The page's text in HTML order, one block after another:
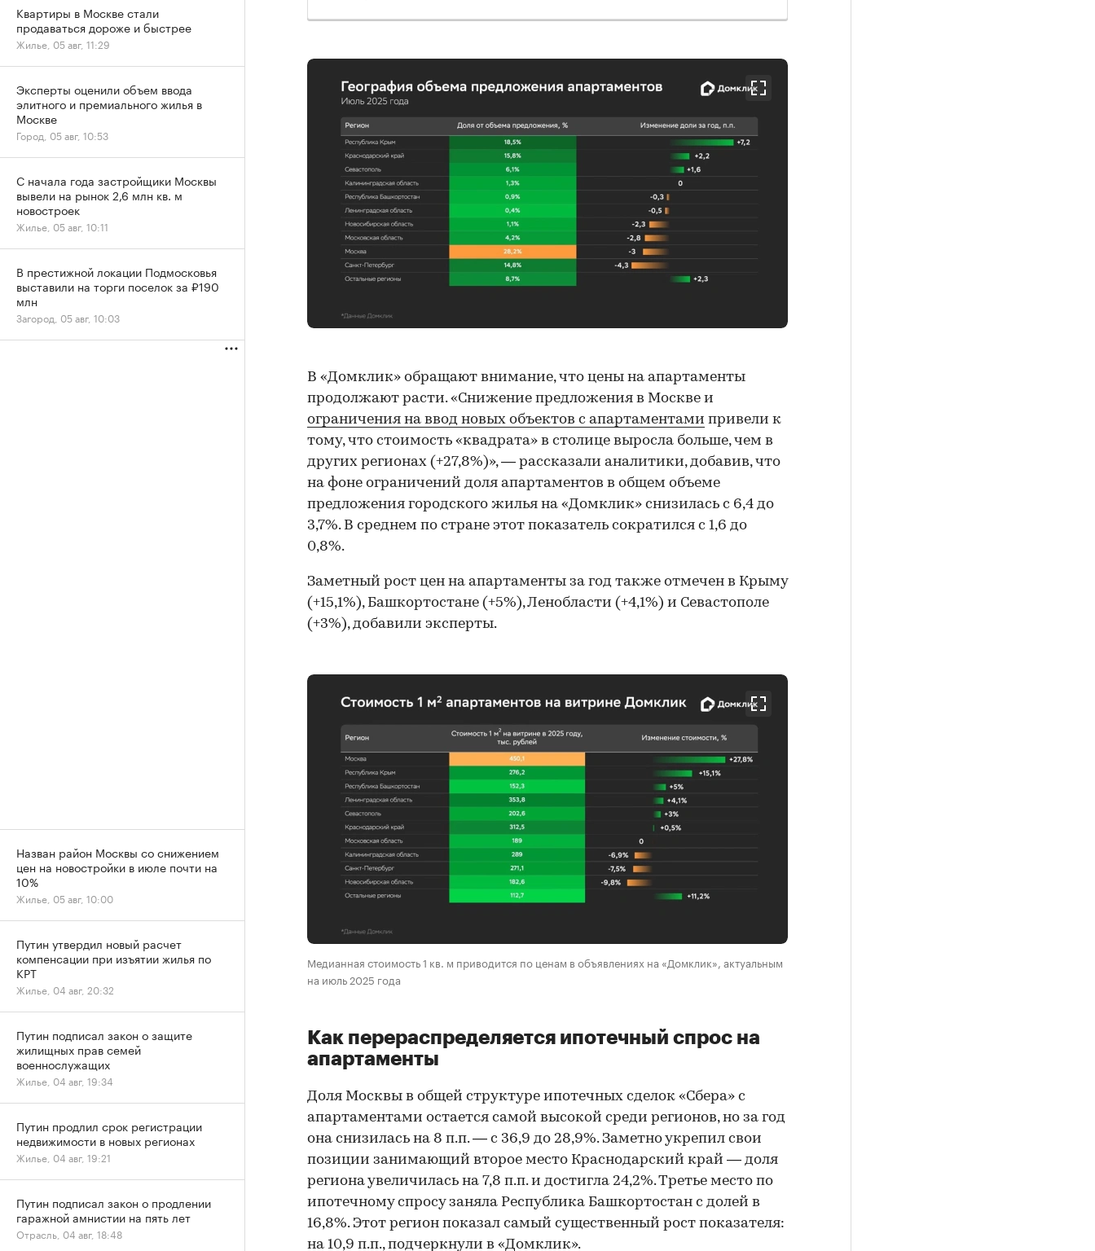
В «Домклик» обращают внимание, что цены на апартаменты
продолжают расти. «Снижение предложения в Москве и
ограничения на ввод новых объектов с апартаментами привели к
тому, что стоимость «квадрата» в столице выросла больше, чем в
других регионах (+27,8%)», — рассказали аналитики, добавив, что
на фоне ограничений доля апартаментов в общем объеме
предложения городского жилья на «Домклик» снизилась с 6,4 до
3,7%. В среднем по стране этот показатель сократился с 1,6 до
0,8%.
Заметный рост цен на апартаменты за год также отмечен в Крыму
(+15,1%), Башкортостане (+5%), Ленобласти (+4,1%) и Севастополе
(+3%), добавили эксперты.
Медианная стоимость 1 кв. м приводится по ценам в объявлениях на «Домклик», актуальным
на июль 2025 года
Как перераспределяется ипотечный спрос на
апартаменты
Доля Москвы в общей структуре ипотечных сделок «Сбера» с
апартаментами остается самой высокой среди регионов, но за год
она снизилась на 8 п.п. — с 36,9 до 28,9%. Заметно укрепил свои
позиции занимающий второе место Краснодарский край — доля
региона увеличилась на 7,8 п.п. и достигла 24,2%. Третье место по
ипотечному спросу заняла Республика Башкортостан с долей в
16,8%. Этот регион показал самый существенный рост показателя:
на 10,9 п.п., подчеркнули в «Домклик».
Квартиры в Москве стали
продаваться дороже и быстрее
Жилье, 05 авг, 11:29
Эксперты оценили объем ввода
элитного и премиального жилья в
Москве
Город, 05 авг, 10:53
С начала года застройщики Москвы
вывели на рынок 2,6 млн кв. м
новостроек
Жилье, 05 авг, 10:11
В престижной локации Подмосковья
выставили на торги поселок за ₽190
млн
Загород, 05 авг, 10:03
Назван район Москвы со снижением
цен на новостройки в июле почти на
10%
Жилье, 05 авг, 10:00
Путин утвердил новый расчет
компенсации при изъятии жилья по
КРТ
Жилье, 04 авг, 20:32
Путин подписал закон о защите
жилищных прав семей
военнослужащих
Жилье, 04 авг, 19:34
Путин продлил срок регистрации
недвижимости в новых регионах
Жилье, 04 авг, 19:21
Путин подписал закон о продлении
гаражной амнистии на пять лет
Отрасль, 04 авг, 18:48